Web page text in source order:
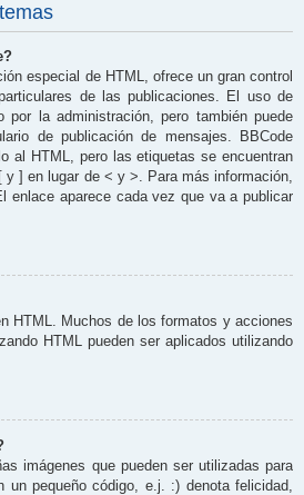
especial de HTML, ofrece un gran control
de las publicaciones. El uso de
por la administración, pero también puede
de publicación de mensajes. BBCode
al HTML, pero las etiquetas se encuentran
y ] en lugar de < y >. Para más información,
enlace aparece cada vez que va a publicar
HTML. Muchos de los formatos y acciones
HTML pueden ser aplicados utilizando
imágenes que pueden ser utilizadas para
un pequeño código, e.j. :) denota felicidad,